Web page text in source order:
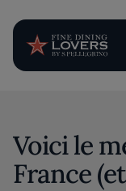
Voici le
France